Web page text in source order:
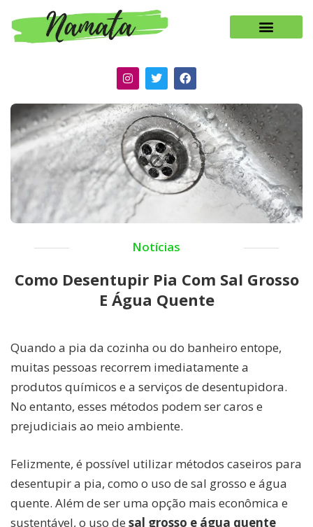
Notícias
Como Desentupir Pia Com Sal Grosso
E Água Quente
Quando a pia da cozinha ou do banheiro entope,
muitas pessoas recorrem imediatamente a
produtos químicos e a serviços de desentupidora.
No entanto, esses métodos podem ser caros e
prejudiciais ao meio ambiente.
Felizmente, é possível utilizar métodos caseiros para
desentupir a pia, como o uso de sal grosso e água
quente. Além de ser uma opção mais econômica e
sustentável, o uso de sal grosso e água quente